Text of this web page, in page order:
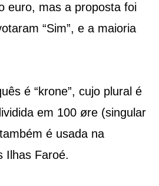
euro, mas a proposta foi
“Sim”, e a maioria
é “krone”, cujo plural é
em 100 øre (singular
é usada na
Ilhas Faroé.